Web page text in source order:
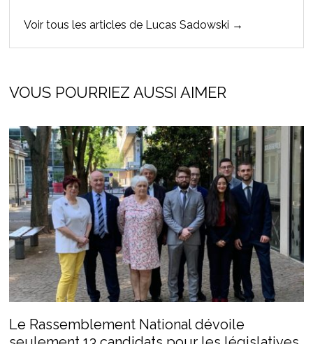
Voir tous les articles de Lucas Sadowski →
VOUS POURRIEZ AUSSI AIMER
Le Rassemblement National dévoile